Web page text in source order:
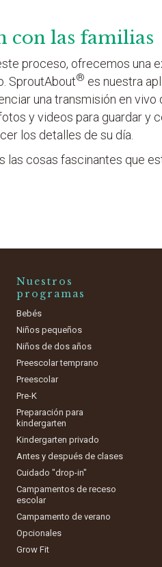
con las familias
proceso, ofrecemos una
SproutAbout® es nuestra
una transmisión en vivo
y videos para guardar y
los detalles de su día.
las cosas fascinantes que
Nuestros
programas
Bebés
Niños pequeños
Niños de dos años
Preescolar temprano
Preescolar
Pre-K
Preparación para
kindergarten
Kindergarten privado
Antes y después de clases
Cuidado "drop-in"
Campamentos de receso
escolar
Campamento de verano
Opcionales
Grow Fit